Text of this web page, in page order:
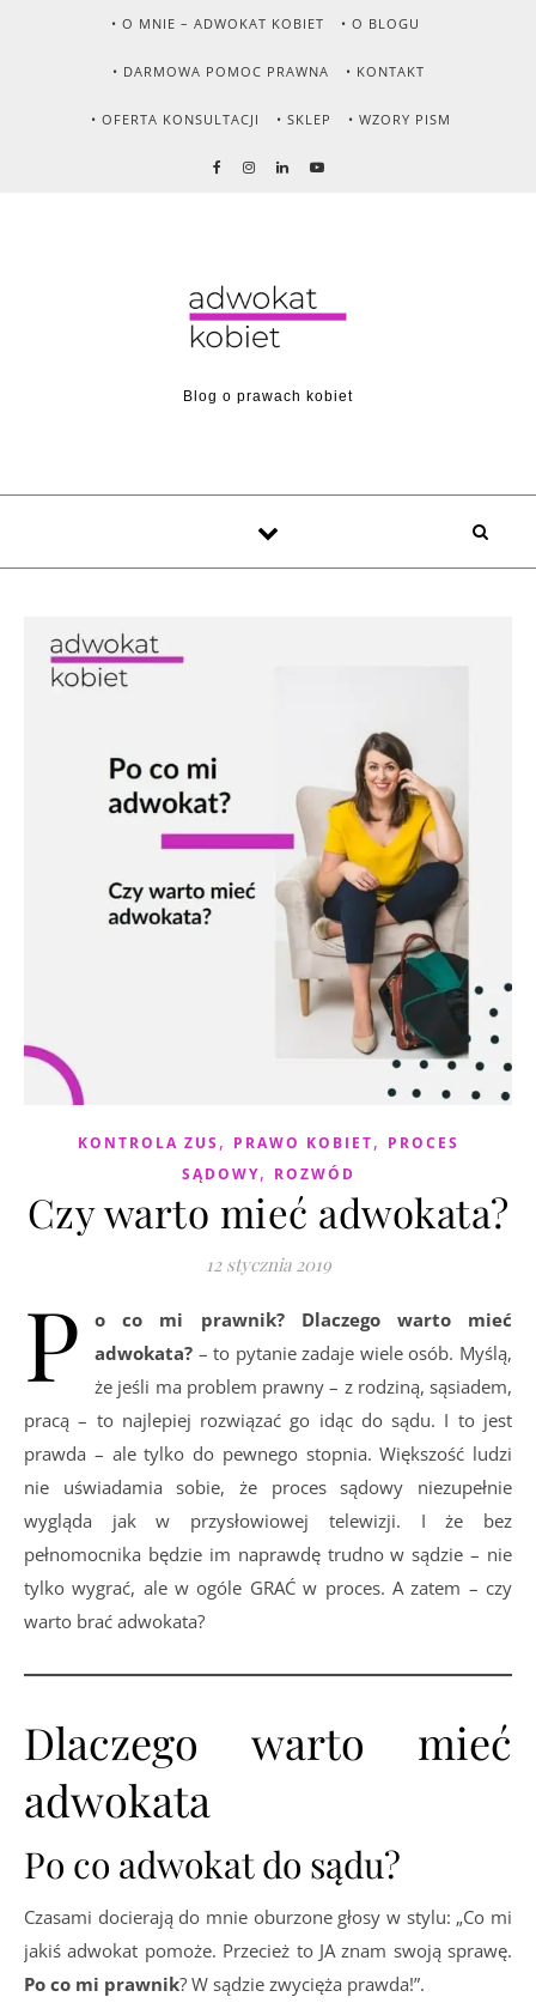
• O MNIE – ADWOKAT KOBIET • O BLOGU
• DARMOWA POMOC PRAWNA • KONTAKT
• OFERTA KONSULTACJI • SKLEP • WZORY PISM
Blog o prawach kobiet
KONTROLA ZUS, PRAWO KOBIET, PROCES
SĄDOWY, ROZWÓD
Czy warto mieć adwokata?
12 stycznia 2019
P
o co mi prawnik? Dlaczego warto mieć
adwokata? – to pytanie zadaje wiele osób. Myślą,
że jeśli ma problem prawny – z rodziną, sąsiadem,
pracą – to najlepiej rozwiązać go idąc do sądu. I to jest
prawda – ale tylko do pewnego stopnia. Większość ludzi
nie uświadamia sobie, że proces sądowy niezupełnie
wygląda jak w przysłowiowej telewizji. I że bez
pełnomocnika będzie im naprawdę trudno w sądzie – nie
tylko wygrać, ale w ogóle GRAĆ w proces. A zatem – czy
warto brać adwokata?
Dlaczego warto mieć
adwokata
Po co adwokat do sądu?
Czasami docierają do mnie oburzone głosy w stylu: „Co mi
jakiś adwokat pomoże. Przecież to JA znam swoją sprawę.
Po co mi prawnik? W sądzie zwycięża prawda!”.